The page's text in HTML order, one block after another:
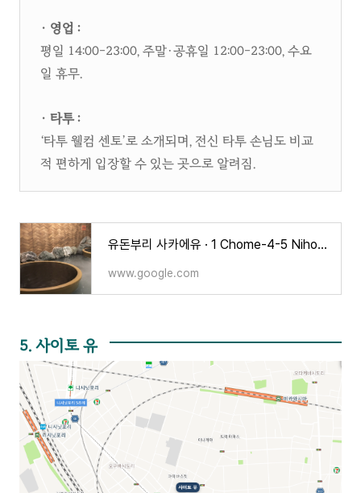
· 영업 :
평일 14:00–23:00, 주말·공휴일 12:00–23:00, 수요
일 휴무.​
· 타투 :
‘타투 웰컴 센토’로 소개되며, 전신 타투 손님도 비교
적 편하게 입장할 수 있는 곳으로 알려짐.
유돈부리 사카에유 · 1 Chome-4-5 Nihonzutsumi, Taito City, Tokyo 111-0021 일본
www.google.com
5. 사이토 유